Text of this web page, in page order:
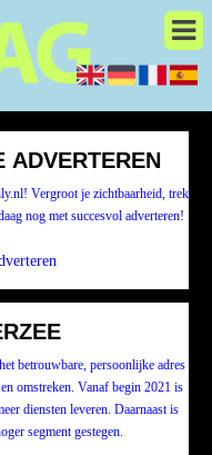
ADVERTEREN
Vergroot je zichtbaarheid, trek
nog met succesvol adverteren!
betrouwbare, persoonlijke adres
omstreken. Vanaf begin 2021 is
diensten leveren. Daarnaast is
segment gestegen.